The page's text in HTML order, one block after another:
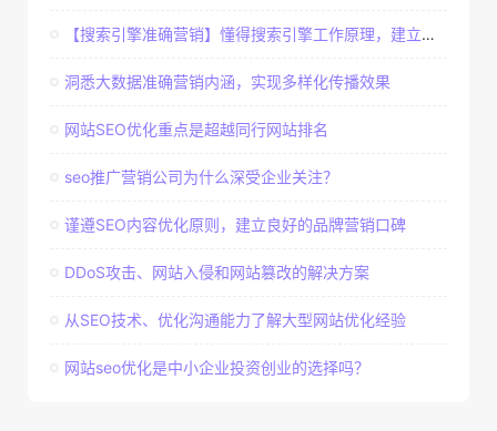
【搜索引擎准确营销】懂得搜索引擎工作原理，建立准确客户群体
洞悉大数据准确营销内涵，实现多样化传播效果
网站SEO优化重点是超越同行网站排名
seo推广营销公司为什么深受企业关注？
谨遵SEO内容优化原则，建立良好的品牌营销口碑
DDoS攻击、网站入侵和网站篡改的解决方案
从SEO技术、优化沟通能力了解大型网站优化经验
网站seo优化是中小企业投资创业的选择吗？